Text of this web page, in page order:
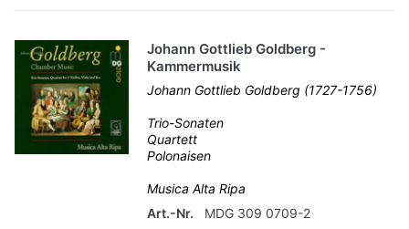
Johann Gottlieb Goldberg -
Kammermusik
Johann Gottlieb Goldberg (1727-1756)
Trio-Sonaten
Quartett
Polonaisen
Musica Alta Ripa
Art.-Nr.
MDG 309 0709-2